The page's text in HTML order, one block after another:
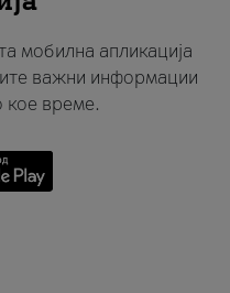
мобилна апликација
важни информации
кое време.